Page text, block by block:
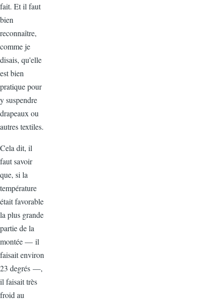
fait. Et il faut
bien
reconnaître,
comme je
disais, qu'elle
est bien
pratique pour
y suspendre
drapeaux ou
autres textiles.
Cela dit, il
faut savoir
que, si la
température
était favorable
la plus grande
partie de la
montée — il
faisait environ
23 degrés —,
il faisait très
froid au